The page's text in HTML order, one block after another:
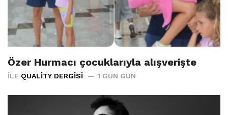
Özer Hurmacı çocuklarıyla alışverişte
İLE QUALITY DERGISI 1 GÜN GÜN